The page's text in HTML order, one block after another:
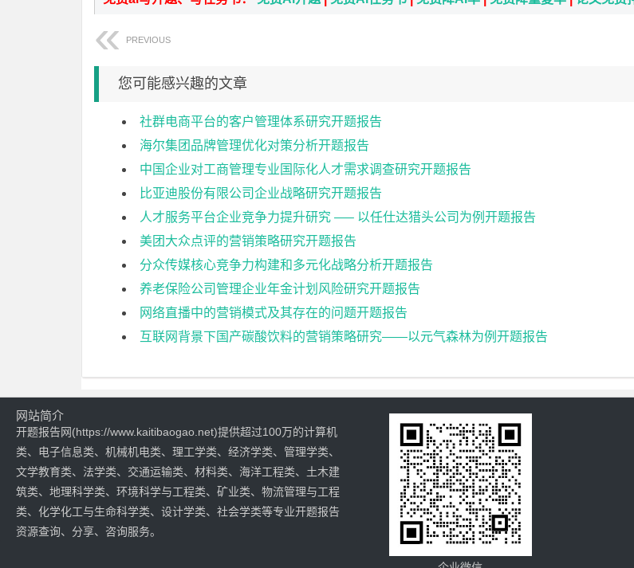
PREVIOUS
您可能感兴趣的文章
社群电商平台的客户管理体系研究开题报告
海尔集团品牌管理优化对策分析开题报告
中国企业对工商管理专业国际化人才需求调查研究开题报告
比亚迪股份有限公司企业战略研究开题报告
人才服务平台企业竞争力提升研究 —– 以任仕达猎头公司为例开题报告
美团大众点评的营销策略研究开题报告
分众传媒核心竞争力构建和多元化战略分析开题报告
养老保险公司管理企业年金计划风险研究开题报告
网络直播中的营销模式及其存在的问题开题报告
互联网背景下国产碳酸饮料的营销策略研究——以元气森林为例开题报告
网站简介
开题报告网(https://www.kaitibaogao.net)提供超过100万的计算机
类、电子信息类、机械机电类、理工学类、经济学类、管理学类、
文学教育类、法学类、交通运输类、材料类、海洋工程类、土木建
筑类、地理科学类、环境科学与工程类、矿业类、物流管理与工程
类、化学化工与生命科学类、设计学类、社会学类等专业开题报告
资源查询、分享、咨询服务。